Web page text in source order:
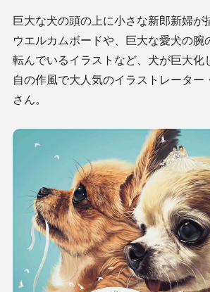
巨大な犬の頭の上に小さな新郎新婦が
ウエルカムボードや、巨大な愛犬の腕
転んでいるイラストなど、犬が巨大化
自の作風で大人気のイラストレーター
さん。